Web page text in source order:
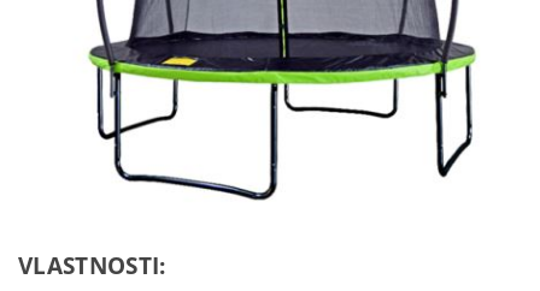
VLASTNOSTI: